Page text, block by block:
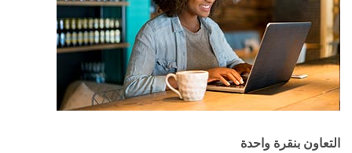
التعاون بنقرة واحدة